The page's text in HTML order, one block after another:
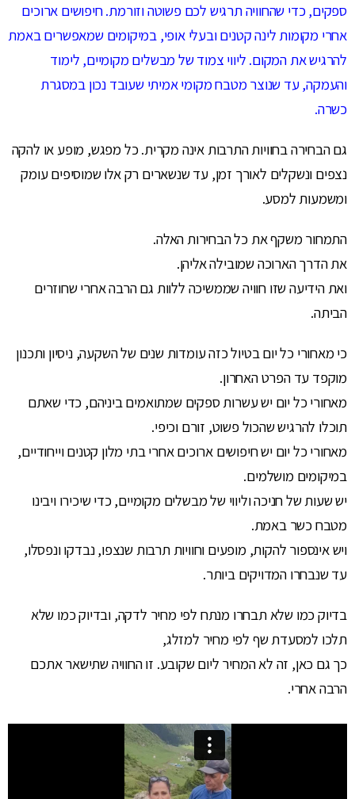
ספקים, כדי שהחוויה תרגיש לכם פשוטה וזורמת. חיפושים ארוכים
אחרי מקומות לינה קטנים ובעלי אופי, במיקומים שמאפשרים באמת
להרגיש את המקום. ליווי צמוד של מבשלים מקומיים, לימוד
והעמקה, עד שנוצר מטבח מקומי אמיתי שעובד נכון במסגרת
כשרה.
גם הבחירה בחוויות התרבות אינה מקרית. כל מפגש, מופע או להקה
נצפים ונשקלים לאורך זמן, עד שנשארים רק אלו שמוסיפים עומק
ומשמעות למסע.
התמחור משקף את כל הבחירות האלה.
את הדרך הארוכה שמובילה אליהן.
ואת הידיעה שזו חוויה שממשיכה ללוות גם הרבה אחרי שחוזרים
הביתה.
כי מאחורי כל יום בטיול כזה עומדות שנים של השקעה, ניסיון ותכנון
מוקפד עד הפרט האחרון.
מאחורי כל יום יש עשרות ספקים שמתואמים ביניהם, כדי שאתם
תוכלו להרגיש שהכול פשוט, זורם וכיפי.
מאחורי כל יום יש חיפושים ארוכים אחרי בתי מלון קטנים וייחודיים,
במיקומים מושלמים.
יש שעות של חניכה וליווי של מבשלים מקומיים, כדי שיכירו ויבינו
מטבח כשר באמת.
ויש אינספור להקות, מופעים וחוויות תרבות שנצפו, נבדקו ונפסלו,
עד שנבחרו המדויקים ביותר.
בדיוק כמו שלא תבחרו מנתח לפי מחיר לדקה, ובדיוק כמו שלא
תלכו למסעדת שף לפי מחיר למזלג,
כך גם כאן, זה לא המחיר ליום שקובע. זו החוויה שתישאר אתכם
הרבה אחרי.